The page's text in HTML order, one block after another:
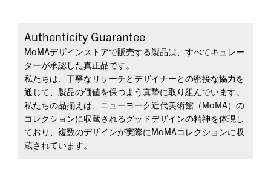
Authenticity Guarantee
MoMAデザインストアで販売する製品は、すべてキュレー
ターが承認した真正品です。
私たちは、丁寧なリサーチとデザイナーとの密接な協力を
通じて、製品の価値を保つよう真摯に取り組んでいます。
私たちの品揃えは、ニューヨーク近代美術館（MoMA）の
コレクションに収蔵されるグッドデザインの精神を体現し
ており、複数のデザインが実際にMoMAコレクションに収
蔵されています。